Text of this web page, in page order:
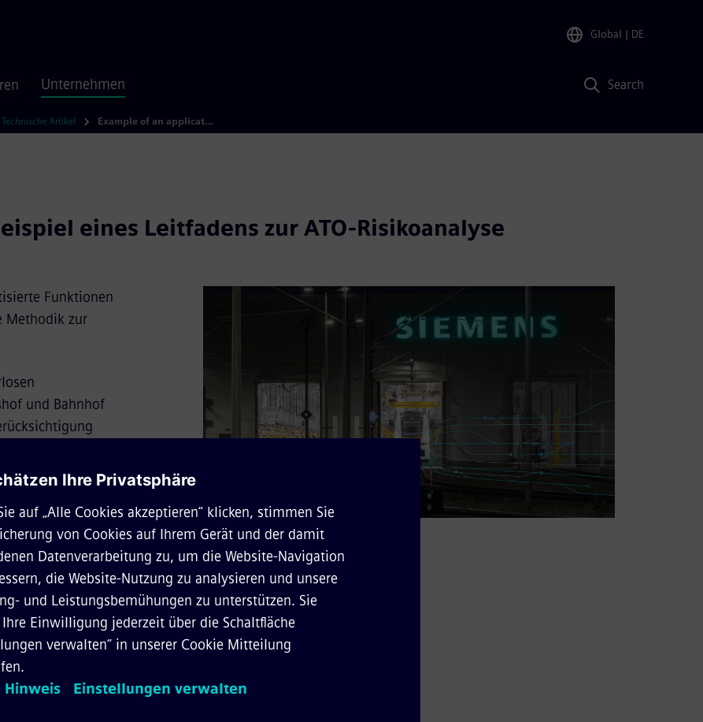
Global | DE
Unternehmen Search
Technische Artikel Example of an application for an ATO-risk analysis user guide
eines Leitfadens zur ATO-Risikoanalyse
Funktionen
Methodik zur
und Bahnhof
für die
Zugbetriebs in